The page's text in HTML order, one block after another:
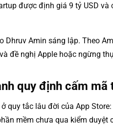
được định giá 9 tỷ USD
Dhruv Amin sáng lập. Theo
đề nghị Apple hoặc ngừng
quy định cấm
quy tắc lâu đời của App
mềm chưa qua kiểm